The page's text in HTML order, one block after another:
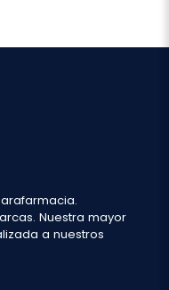
Nuestra mayor
a nuestros